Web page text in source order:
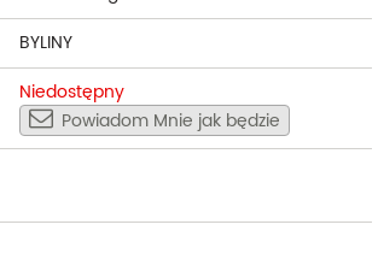
BYLINY
Niedostępny
Powiadom Mnie jak będzie